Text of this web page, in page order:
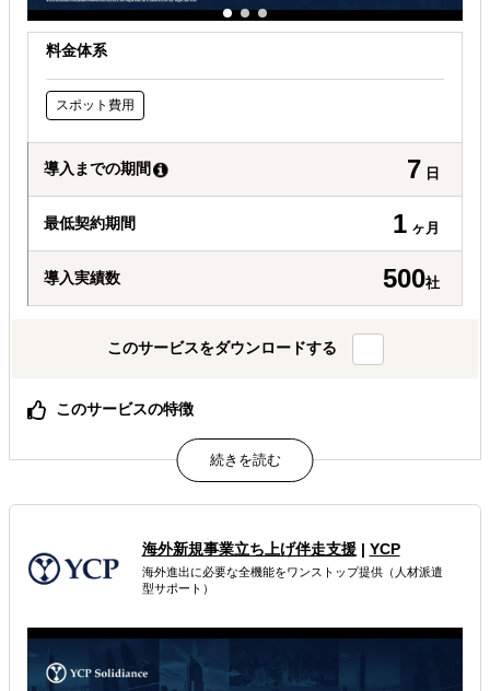
料金体系
スポット費用
導入までの期間 7 日
最低契約期間 1 ヶ月
導入実績数 500社
このサービスをダウンロードする
このサービスの特徴
量＆質ともに不足するアジア市場データを、徹底した現地
専門家インタビューで補完し、戦略実効性を担保する
B2C／B2Bを問わず、幅広い産業で3000件以上の実績
海外進出戦略・事業計画立案 海外進出コンサルティング
解決できる課題
海外新規事業立ち上げ伴走支援| YCP
海外進出に必要な全機能をワンストップ提供（人材派遣
型サポート）